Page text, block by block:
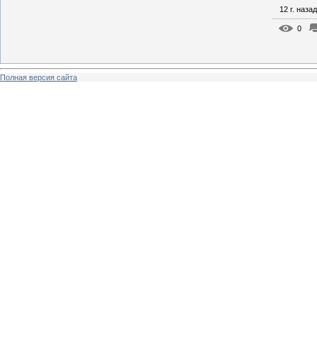
12 г. назад
0
Полная версия сайта